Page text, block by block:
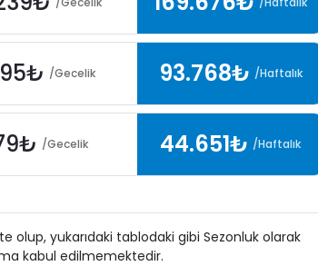
/Gecelik 93.768₺ /Haftalık
/Gecelik 44.651₺ /Haftalık
olup, yukarıdaki tablodaki gibi Sezonluk olarak
kabul edilmemektedir.